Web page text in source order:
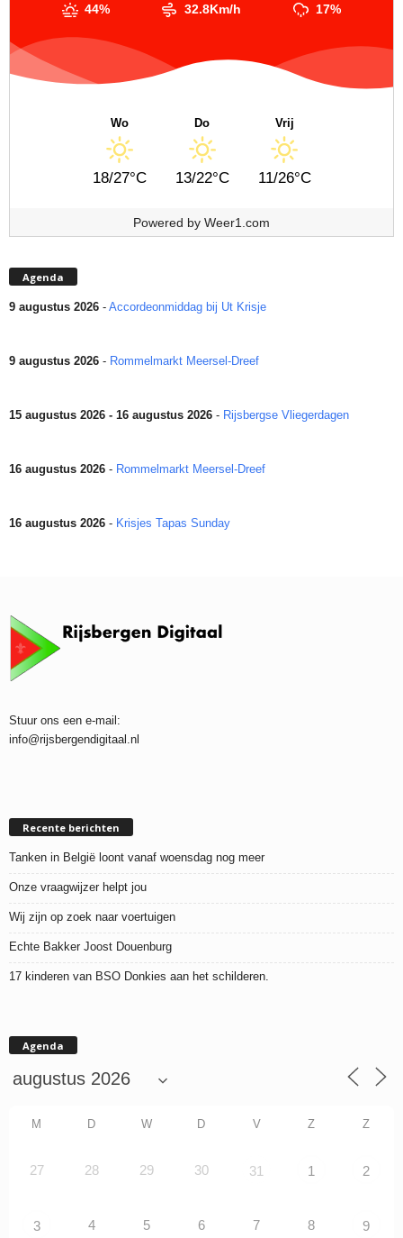
44% 32.8Km/h 17%
Wo
18/27°C
Do
13/22°C
Vrij
11/26°C
Powered by Weer1.com
Agenda
9 augustus 2026 - Accordeonmiddag bij Ut Krisje
9 augustus 2026 - Rommelmarkt Meersel-Dreef
15 augustus 2026 - 16 augustus 2026 - Rijsbergse Vliegerdagen
16 augustus 2026 - Rommelmarkt Meersel-Dreef
16 augustus 2026 - Krisjes Tapas Sunday
Stuur ons een e-mail:
info@rijsbergendigitaal.nl
Recente berichten
Tanken in België loont vanaf woensdag nog meer
Onze vraagwijzer helpt jou
Wij zijn op zoek naar voertuigen
Echte Bakker Joost Douenburg
17 kinderen van BSO Donkies aan het schilderen.
Agenda
M D W D V Z Z
27 28 29 30 31 1 2
3 4 5 6 7 8 9